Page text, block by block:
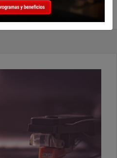
Programas Enlatados